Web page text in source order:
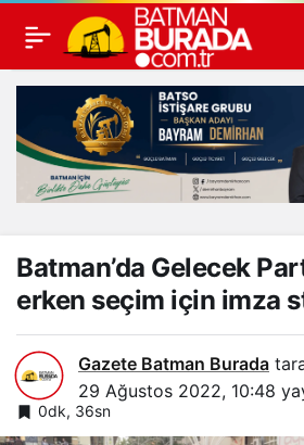
Batman’da Gelecek
erken seçim için imza
Gazete Batman Burada
29 Ağustos 2022, 10:48
0dk, 36sn